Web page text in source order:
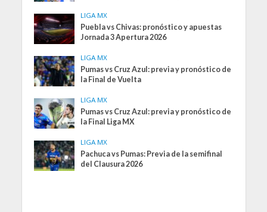
LIGA MX
Puebla vs Chivas: pronóstico y apuestas
Jornada 3 Apertura 2026
LIGA MX
Pumas vs Cruz Azul: previa y pronóstico de
la Final de Vuelta
LIGA MX
Pumas vs Cruz Azul: previa y pronóstico de
la Final Liga MX
LIGA MX
Pachuca vs Pumas: Previa de la semifinal
del Clausura 2026